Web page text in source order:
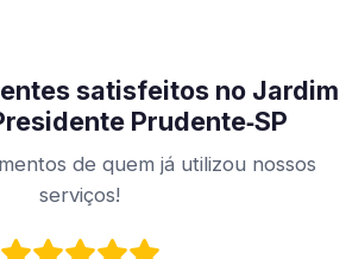
satisfeitos no Jardim
Prudente‑SP
de quem já utilizou nossos
serviços!